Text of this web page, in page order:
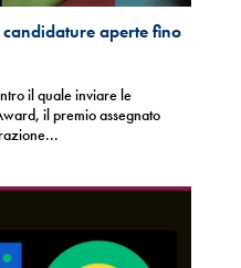
aperte fino
il quale inviare le
il premio assegnato